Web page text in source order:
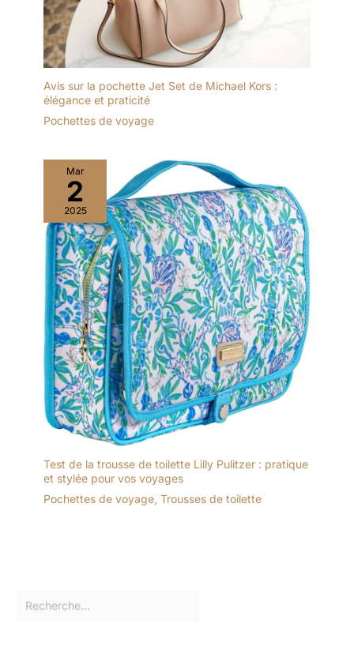
Avis sur la pochette Jet Set de Michael Kors :
élégance et praticité
Pochettes de voyage
Mar
2
2025
Test de la trousse de toilette Lilly Pulitzer : pratique
et stylée pour vos voyages
Pochettes de voyage, Trousses de toilette